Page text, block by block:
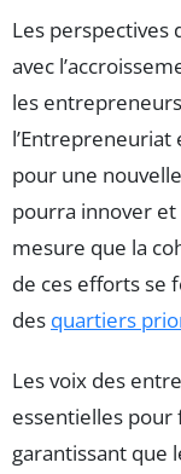
Les perspectives
avec
les
pour une
pourra innover et
mesure que la
de ces efforts se
des quartiers
Les voix des
essentielles pour
garantissant que